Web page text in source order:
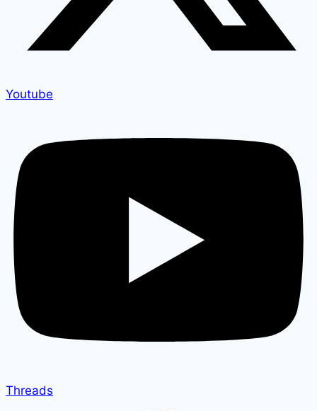
Youtube
Threads